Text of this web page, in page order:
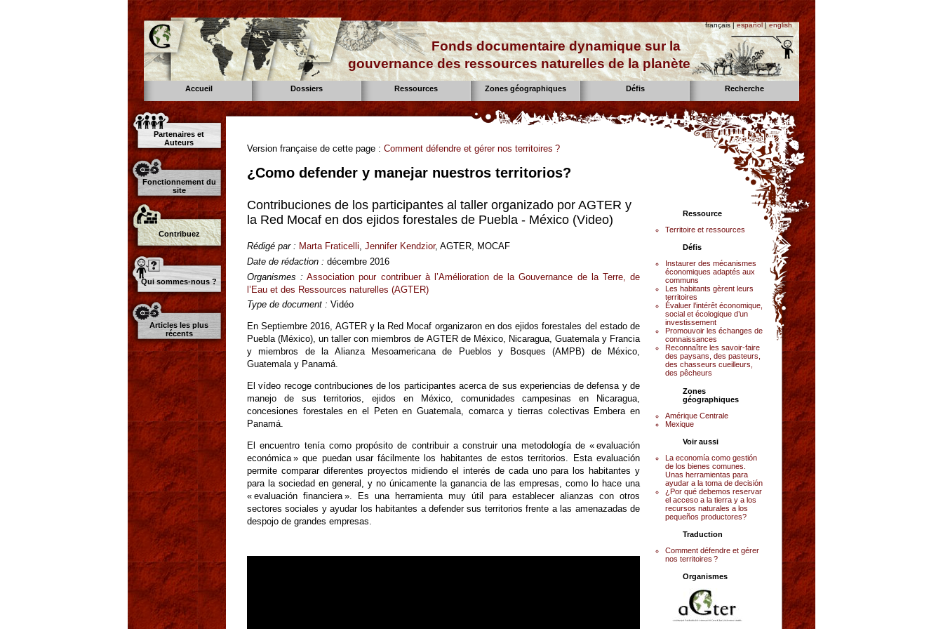
français |español|english
Fonds documentaire dynamique sur la
gouvernance des ressources naturelles de la planète
Accueil Dossiers Ressources Zones géographiques Défis Recherche
Partenaires et
Auteurs
Fonctionnement du
site
Contribuez
Qui sommes-nous ?
Articles les plus
récents
Version française de cette page : Comment défendre et gérer nos territoires ?
¿Como defender y manejar nuestros territorios?
Contribuciones de los participantes al taller organizado por AGTER y
la Red Mocaf en dos ejidos forestales de Puebla - México (Video)
Rédigé par : Marta Fraticelli Jennifer Kendzior, AGTER, MOCAF
Date de rédaction : décembre 2016
Organismes : Association pour contribuer à l’Amélioration de la Gouvernance de la Terre, de
l’Eau et des Ressources naturelles (AGTER)
Type de document : Vidéo
En Septiembre 2016, AGTER y la Red Mocaf organizaron en dos ejidos forestales del estado de
Puebla (México), un taller con miembros de AGTER de México, Nicaragua, Guatemala y Francia
y miembros de la Alianza Mesoamericana de Pueblos y Bosques (AMPB) de México,
Guatemala y Panamá.
El vídeo recoge contribuciones de los participantes acerca de sus experiencias de defensa y de
manejo de sus territorios, ejidos en México, comunidades campesinas en Nicaragua,
concesiones forestales en el Peten en Guatemala, comarca y tierras colectivas Embera en
Panamá.
El encuentro tenía como propósito de contribuir a construir una metodología de « evaluación
económica » que puedan usar fácilmente los habitantes de estos territorios. Esta evaluación
permite comparar diferentes proyectos midiendo el interés de cada uno para los habitantes y
para la sociedad en general, y no únicamente la ganancia de las empresas, como lo hace una
« evaluación financiera ». Es una herramienta muy útil para establecer alianzas con otros
sectores sociales y ayudar los habitantes a defender sus territorios frente a las amenazadas de
despojo de grandes empresas.
Ressource
Territoire et ressources
Défis
Instaurer des mécanismes
économiques adaptés aux
communs
Les habitants gèrent leurs
territoires
Évaluer l’intérêt économique,
social et écologique d’un
investissement
Promouvoir les échanges de
connaissances
Reconnaître les savoir-faire
des paysans, des pasteurs,
des chasseurs cueilleurs,
des pêcheurs
Zones
géographiques
Amérique Centrale
Mexique
Voir aussi
La economía como gestión
de los bienes comunes.
Unas herramientas para
ayudar a la toma de decisión
¿Por qué debemos reservar
el acceso a la tierra y a los
recursos naturales a los
pequeños productores?
Traduction
Comment défendre et gérer
nos territoires ?
Organismes